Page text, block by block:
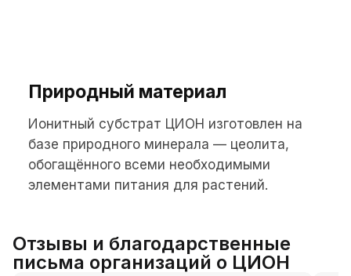
Природный материал
Ионитный субстрат ЦИОН изготовлен на
базе природного минерала — цеолита,
обогащённого всеми необходимыми
элементами питания для растений.
Отзывы и благодарственные
письма организаций о ЦИОН